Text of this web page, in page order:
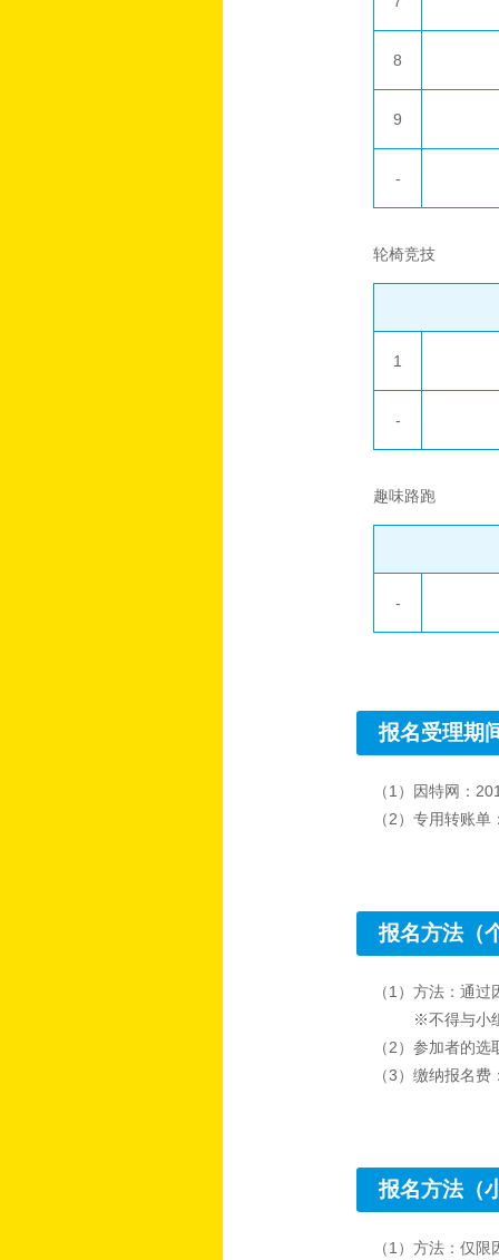
8
9
-
轮椅竞技
1
-
趣味路跑
-
报名受理期
（1）因特网：
（2）专用转账
报名方法（
（1）方法：通
※不得与小
（2）参加者的
（3）缴纳报名
报名方法（
（1）方法：仅